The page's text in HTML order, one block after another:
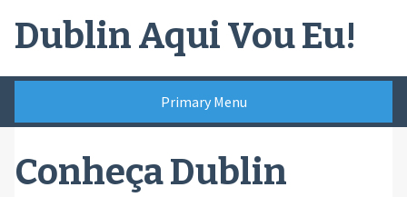
Dublin Aqui Vou Eu!
Primary Menu
Conheça Dublin